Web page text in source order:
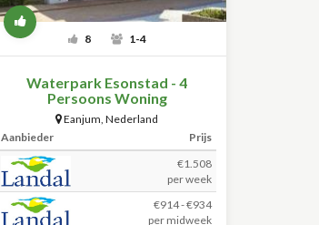
8 1-4
Waterpark Esonstad - 4
Persoons Woning
Eanjum,Nederland
Aanbieder
Prijs
€1.508
per week
€914 - €934
per midweek